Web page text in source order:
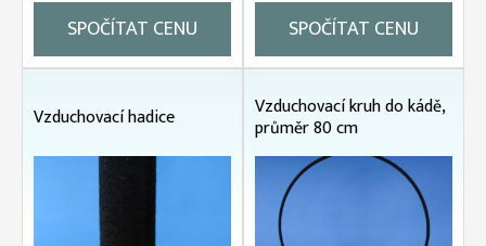
SPOČÍTAT CENU
SPOČÍTAT CENU
Vzduchovací hadice Vzduchovací kruh do kádě,
průměr 80 cm